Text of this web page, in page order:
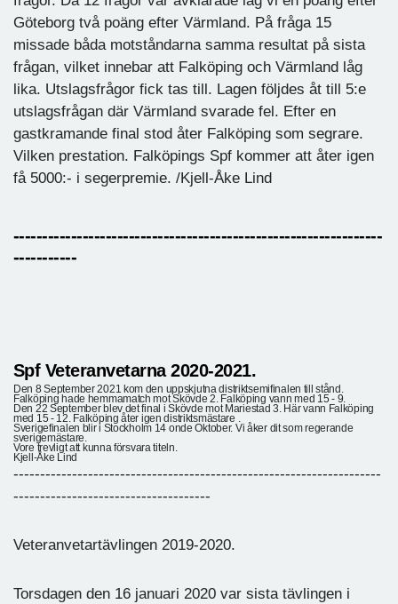
Göteborg två poäng efter Värmland. På fråga 15
missade båda motståndarna samma resultat på sista
frågan, vilket innebar att Falköping och Värmland låg
lika. Utslagsfrågor fick tas till. Lagen följdes åt till 5:e
utslagsfrågan där Värmland svarade fel. Efter en
gastkramande final stod åter Falköping som segrare.
Vilken prestation. Falköpings Spf kommer att åter igen
få 5000:- i segerpremie. /Kjell-Åke Lind
----------------------------------------------------------------
-----------
Spf Veteranvetarna 2020-2021.
Den 8 September 2021 kom den uppskjutna distriktsemifinalen till stånd.
Falköping hade hemmamatch mot Skövde 2. Falköping vann med 15 - 9.
Den 22 September blev det final i Skövde mot Mariestad 3. Här vann Falköping
med 15 - 12. Falköping åter igen distriktsmästare .
Sverigefinalen blir i Stockholm 14 onde Oktober. Vi åker dit som regerande
sverigemästare.
Vore trevligt att kunna försvara titeln.
Kjell-Åke Lind
---------------------------------------------------------------------
-------------------------------------
Veteranvetartävlingen 2019-2020.
Torsdagen den 16 januari 2020 var sista tävlingen i